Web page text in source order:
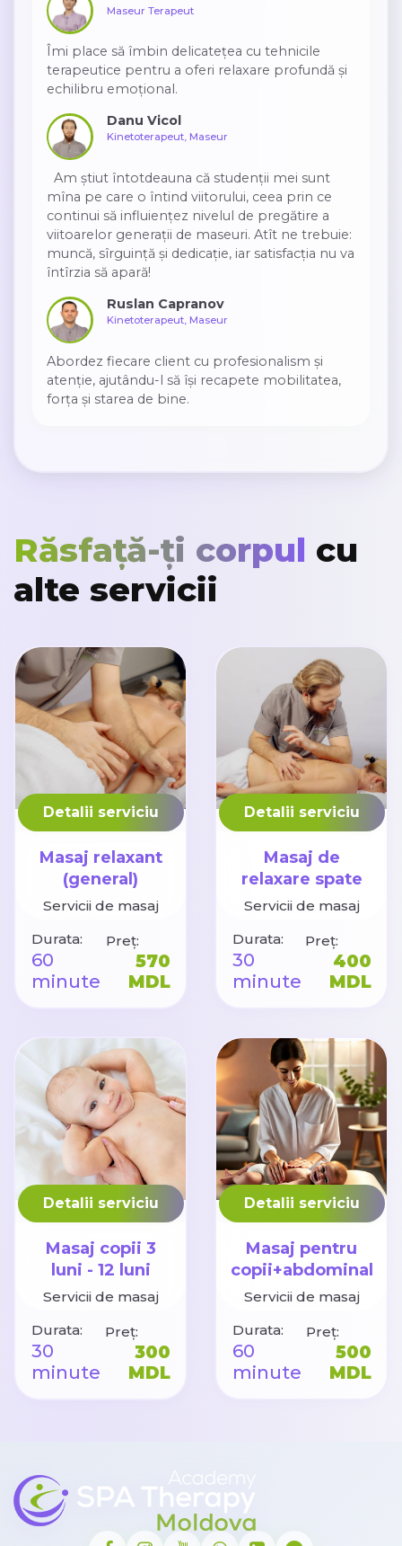
Maseur Terapeut
Îmi place să îmbin delicatețea cu tehnicile
terapeutice pentru a oferi relaxare profundă și
echilibru emoțional.
Danu Vicol
Kinetoterapeut, Maseur
Am știut întotdeauna că studenții mei sunt
mîna pe care o întind viitorului, ceea prin ce
continui să influiențez nivelul de pregătire a
viitoarelor generații de maseuri. Atît ne trebuie:
muncă, sîrguință și dedicație, iar satisfacția nu va
întîrzia să apară!
Ruslan Capranov
Kinetoterapeut, Maseur
Abordez fiecare client cu profesionalism și
atenție, ajutându-l să își recapete mobilitatea,
forța și starea de bine.
Răsfață-ți corpul cu
alte servicii
Detalii serviciu
Masaj relaxant
(general)
Servicii de masaj
Durata:
60
minute
Preț:
570
MDL
Detalii serviciu
Masaj de
relaxare spate
Servicii de masaj
Durata:
30
minute
Preț:
400
MDL
Detalii serviciu
Masaj copii 3
luni - 12 luni
Servicii de masaj
Durata:
30
minute
Preț:
300
MDL
Detalii serviciu
Masaj pentru
copii+abdominal
1-10 ani
Servicii de masaj
Durata:
60
minute
Preț:
500
MDL